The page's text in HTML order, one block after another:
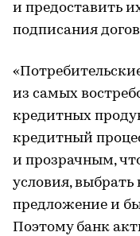
и предоставить
подписания
из самых
кредитных
кредитный
и прозрачным,
условия, выбрать
предложение и
Поэтому банк